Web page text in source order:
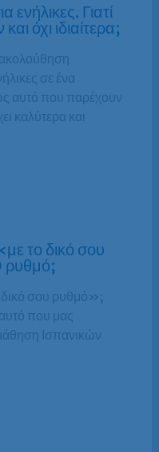
Γιατί
όχι ιδιαίτερα;
σε ένα
αυτό που παρέχουν
καλύτερα και
το δικό σου
σου ρυθμό»;
που μας
Ισπανικών